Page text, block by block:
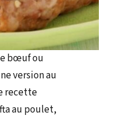
bœuf ou
version au
recette
au poulet,